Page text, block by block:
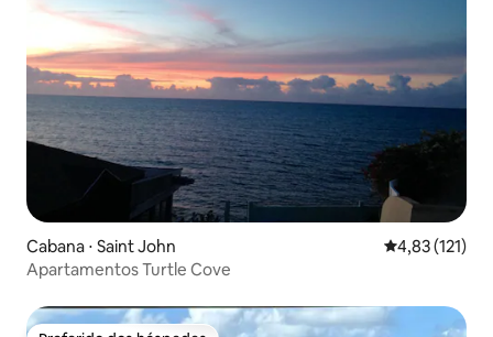
Cabana ⋅ Saint John 4,83 de uma
4,83 (121)
Apartamentos Turtle Cove